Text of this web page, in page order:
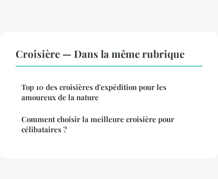
Croisière — Dans la même rubrique
Top 10 des croisières d'expédition pour les
amoureux de la nature
Comment choisir la meilleure croisière pour
célibataires ?